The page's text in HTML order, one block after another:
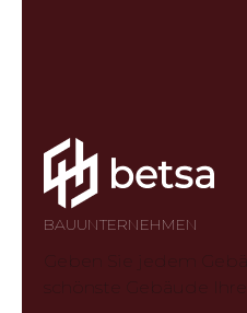
BAUUNTERNEHMEN
Geben Sie jedem
schönste Gebäude